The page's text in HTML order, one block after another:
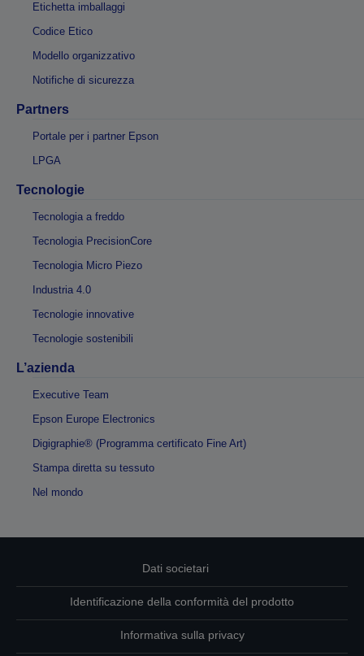
Etichetta imballaggi
Codice Etico
Modello organizzativo
Notifiche di sicurezza
Partners
Portale per i partner Epson
LPGA
Tecnologie
Tecnologia a freddo
Tecnologia PrecisionCore
Tecnologia Micro Piezo
Industria 4.0
Tecnologie innovative
Tecnologie sostenibili
L’azienda
Executive Team
Epson Europe Electronics
Digigraphie® (Programma certificato Fine Art)
Stampa diretta su tessuto
Nel mondo
Dati societari
Identificazione della conformità del prodotto
Informativa sulla privacy